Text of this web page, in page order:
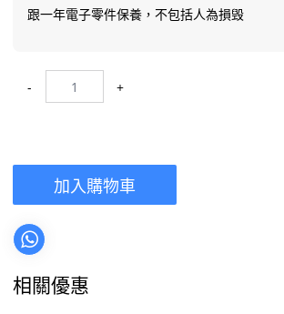
跟一年電子零件保養，不包括人為損毁
- +
加入購物車
相關優惠